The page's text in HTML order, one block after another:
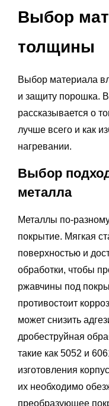
Выбор
толщины
Выбор материала
и защиту порошка.
рассказывается о
лучше всего и как
нагревании.
Выбор
металла
Металлы по-
покрытие. Мягкая
поверхностью и
обработки, чтобы
ржавчины под
противостоит
может снизить
дробеструйная
такие как 5052 и
изготовления
их необходимо
преобразующее